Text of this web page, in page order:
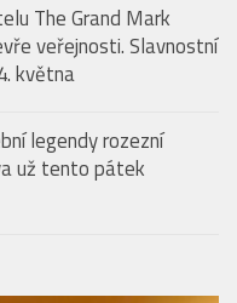
The Grand Mark
veřejnosti. Slavnostní
května
legendy rozezní
už tento pátek